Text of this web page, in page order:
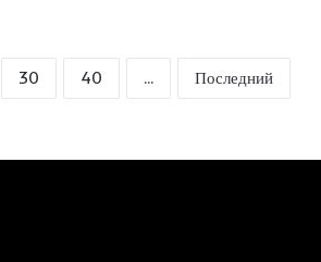
30 40 ... Последний